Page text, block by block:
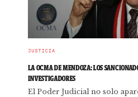
JUSTICIA
LA OCMA DE MENDOZA: LOS
INVESTIGADORES
El Poder Judicial no solo